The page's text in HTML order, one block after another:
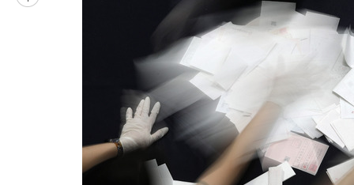
"얼마나 더웠으면"…안동 물길공원서 헤엄친 구렁이 '소동'
손흥민, 68분 뛰고 2경기 침묵…LAFC, 톨루카에 1-0 승리(종
'2경기 연속 침묵' 손흥민, 톨루카전 68분만 뛰고 슈팅 0개
이강인, 오늘 서울서 AT마드리드 입단식…'전례 없는 특급대
'여긴 20도, 저긴 50도'…열화상 카메라로 본 폭염 저감시설 '온
콜롬비아 신임 우파 대통령 취임 하루만에 차량폭탄 폭발 사건
튀르키예 외무장관, "메카 3국 방위협정은 이란이 목표 아냐 " 밝혀
이군이 불법 군시설 건설한 레바논 남부에서 레바논군 3명 폭발로